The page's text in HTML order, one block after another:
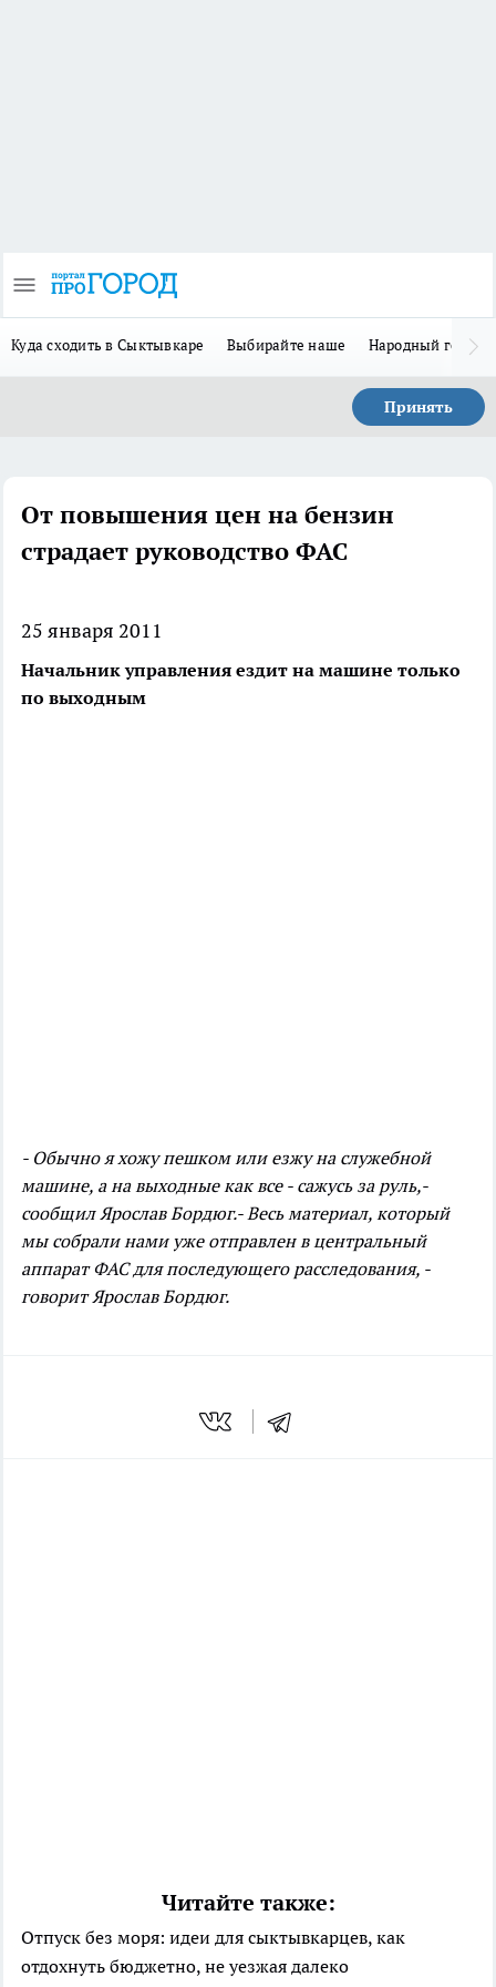
Куда сходить в Сыктывкаре Выбирайте наше Народный герой-
Принять
От повышения цен на бензин
страдает руководство ФАС
25 января 2011
Начальник управления ездит на машине только
по выходным
- Обычно я хожу пешком или езжу на служебной
машине, а на выходные как все - сажусь за руль,-
сообщил Ярослав Бордюг.- Весь материал, который
мы собрали нами уже отправлен в центральный
аппарат ФАС для последующего расследования, -
говорит Ярослав Бордюг.
Читайте также:
Отпуск без моря: идеи для сыктывкарцев, как
отдохнуть бюджетно, не уезжая далеко